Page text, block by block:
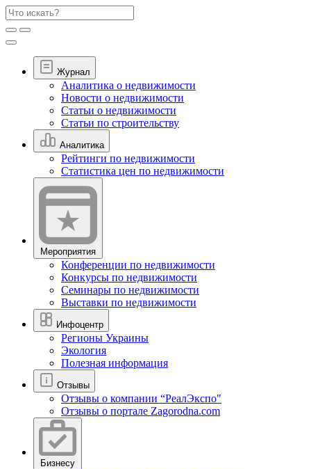
Журнал
Аналитика о недвижимости
Новости о недвижимости
Статьи о недвижимости
Статьи по строительству
Аналитика
Рейтинги по недвижимости
Статистика цен по недвижимости
Мероприятия
Конференции по недвижимости
Конкурсы по недвижимости
Семинары по недвижимости
Выставки по недвижимости
Инфоцентр
Регионы Украины
Экология
Полезная информация
Отзывы
Отзывы о компании “РеалЭкспо"
Отзывы о портале Zagorodna.com
Бизнесу